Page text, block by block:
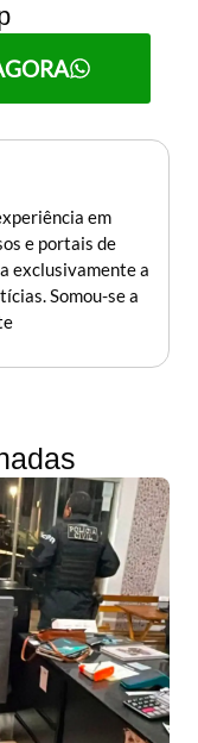
em
e portais de
exclusivamente a
Somou-se a